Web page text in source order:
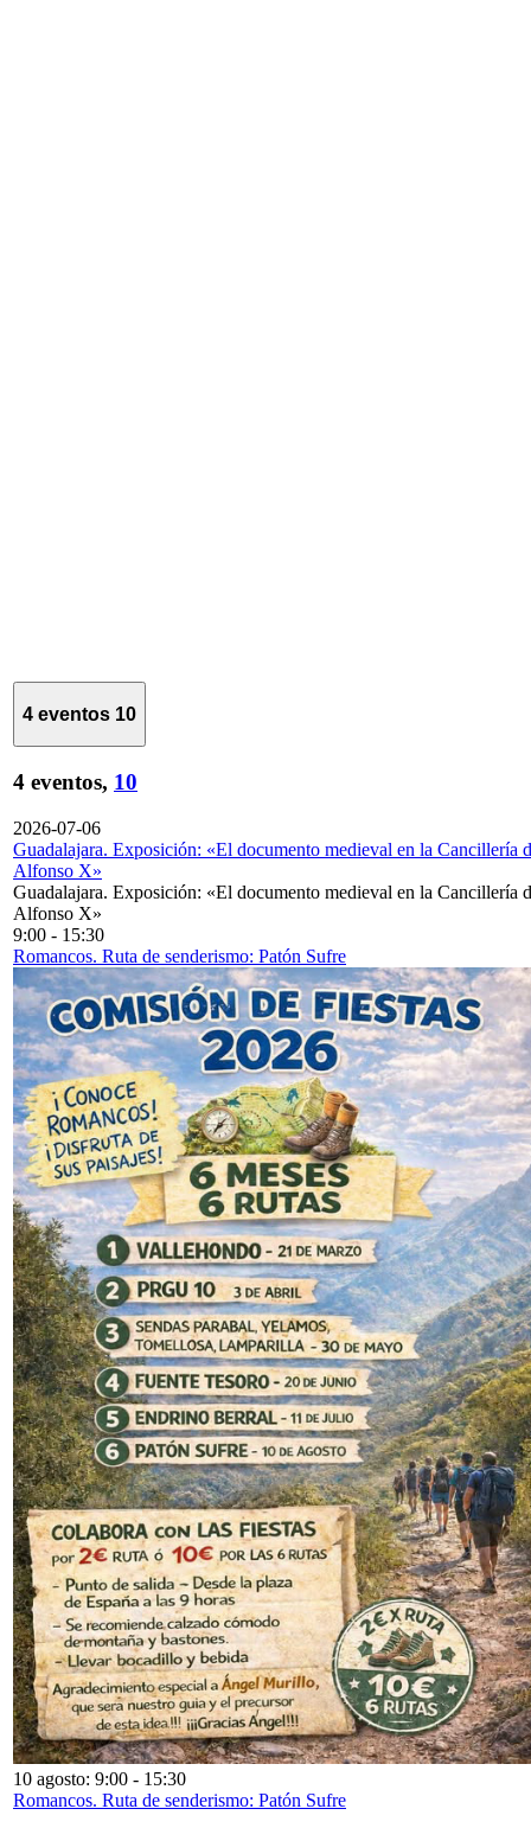
4 eventos 10
4 eventos, 10
2026-07-06
Guadalajara. Exposición: «El documento medieval en la Cancillería
Alfonso X»
Guadalajara. Exposición: «El documento medieval en la Cancillería
Alfonso X»
9:00 - 15:30
Romancos. Ruta de senderismo: Patón Sufre
10 agosto: 9:00 - 15:30
Romancos. Ruta de senderismo: Patón Sufre